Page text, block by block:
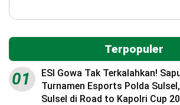
Terpopuler
01
ESI Gowa Tak Terkalahkan!
Turnamen Esports Polda
Sulsel di Road to Kapolri Cup